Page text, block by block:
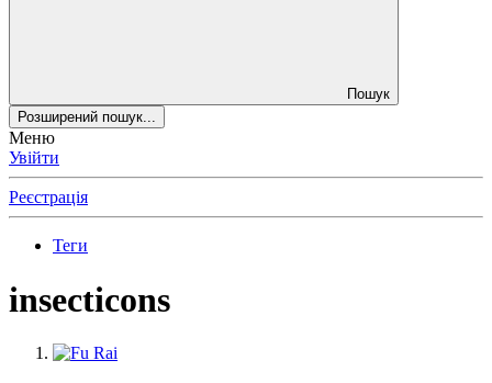
Пошук
Розширений пошук...
Меню
Увійти
Реєстрація
Теги
insecticons